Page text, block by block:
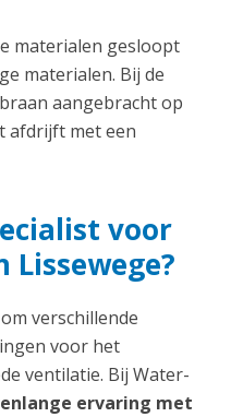
materialen gesloopt
materialen. Bij de
aangebracht op
afdrijft met een
voor
verschillende
voor het
ventilatie. Bij Water-
ervaring met